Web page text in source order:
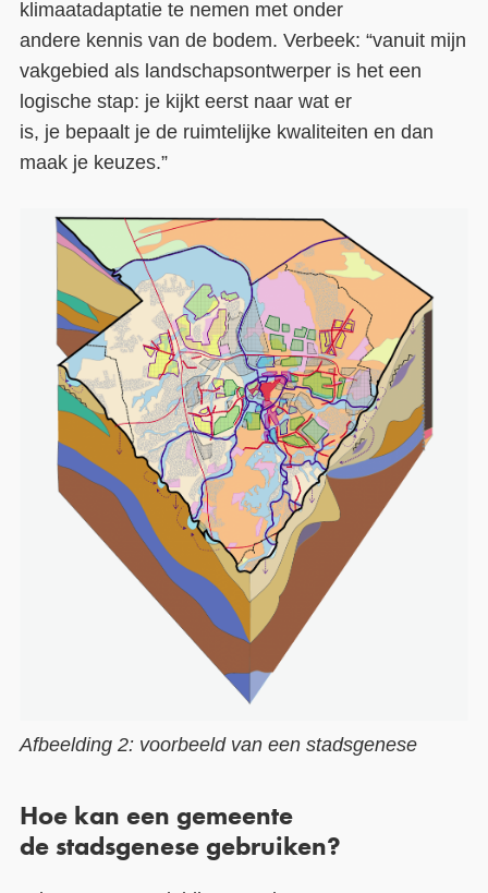
klimaatadaptatie te nemen met onder
andere kennis van de bodem. Verbeek: “vanuit mijn
vakgebied als landschapsontwerperis het een
logische stap: je kijkt eerst naar wat er
is, je bepaaltje de ruimtelijke kwaliteiten en dan
maak je keuzes.”
Afbeelding 2: voorbeeld van een stadsgenese
Hoe kan een gemeente
de stadsgenesegebruiken?